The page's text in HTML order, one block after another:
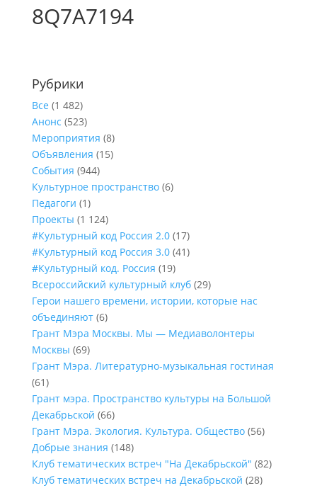
8Q7A7194
Рубрики
Все (1 482)
Анонс (523)
Мероприятия (8)
Объявления (15)
События (944)
Культурное пространство(6)
Педагоги (1)
Проекты (1 124)
#Культурный код Россия 2.0(17)
#Культурный код Россия 3.0(41)
#Культурный код. Россия (19)
Всероссийский культурный клуб(29)
Герои нашего времени, истории, которые нас
объединяют(6)
Грант Мэра Москвы. Мы — Медиаволонтеры
Москвы (69)
Грант Мэра. Литературно-музыкальная гостиная
(61)
Грант мэра. Пространство культуры на Большой
Декабрьской (66)
Грант Мэра. Экология. Культура. Общество(56)
Добрые знания (148)
Клуб тематических встреч "На Декабрьской" (82)
Клуб тематических встреч на Декабрьской (28)